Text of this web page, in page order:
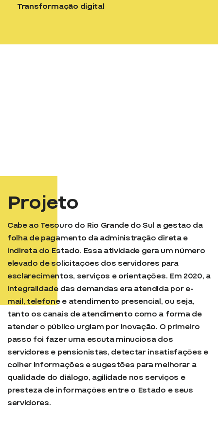
Transformação digital
Projeto
Cabe ao Tesouro do Rio Grande do Sul a gestão da
folha de pagamento da administração direta e
indireta do Estado. Essa atividade gera um número
elevado de solicitações dos servidores para
esclarecimentos, serviços e orientações. Em 2020, a
integralidade das demandas era atendida por e-
mail, telefone e atendimento presencial, ou seja,
tanto os canais de atendimento como a forma de
atender o público urgiam por inovação. O primeiro
passo foi fazer uma escuta minuciosa dos
servidores e pensionistas, detectar insatisfações e
colher informações e sugestões para melhorar a
qualidade do diálogo, agilidade nos serviços e
presteza de informações entre o Estado e seus
servidores.